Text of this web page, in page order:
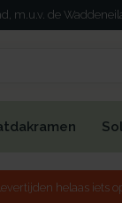
m.u.v. de
helaas iets